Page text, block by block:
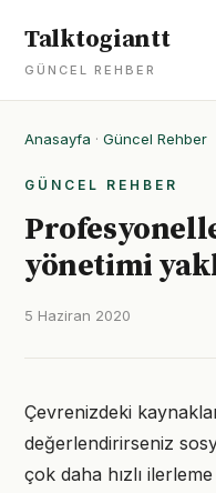
Talktogiantt
GÜNCEL REHBER
Anasayfa · Güncel Rehber
GÜNCEL REHBER
yönetimi
5 Haziran 2020
Çevrenizdeki
değerlendirirseniz
çok daha hızlı